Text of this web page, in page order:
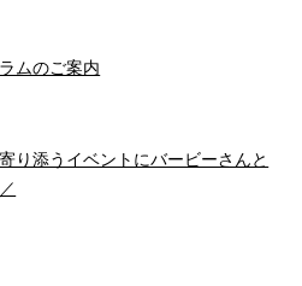
ムのご案内
り添うイベントにバービーさんと